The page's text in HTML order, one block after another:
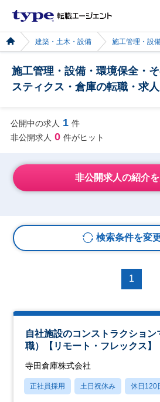
建築・土木・設備 施工管理・設
施工管理・設備・環境保全・
スティクス・倉庫の転職・求
公開中の求人 1 件
非公開求人 0 件がヒット
非公開求人の紹介
検索条件を変
1
自社施設のコンストラクショ
職）【リモート・フレックス】
寺田倉庫株式会社
正社員採用 土日祝休み 休日120